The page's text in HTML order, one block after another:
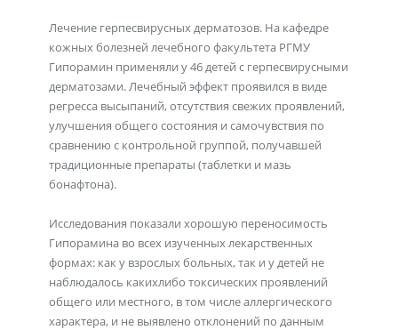
Лечение герпесвирусных дерматозов. На кафедре
кожных болезней лечебного факультета РГМУ
Гипорамин применяли у 46 детей с герпесвирусными
дерматозами. Лечебный эффект проявился в виде
регресса высыпаний, отсутствия свежих проявлений,
улучшения общего состояния и самочувствия по
сравнению с контрольной группой, получавшей
традиционные препараты (таблетки и мазь
бонафтона).
Исследования показали хорошую переносимость
Гипорамина во всех изученных лекарственных
формах: как у взрослых больных, так и у детей не
наблюдалось какихлибо токсических проявлений
общего или местного, в том числе аллергического
характера, и не выявлено отклонений по данным